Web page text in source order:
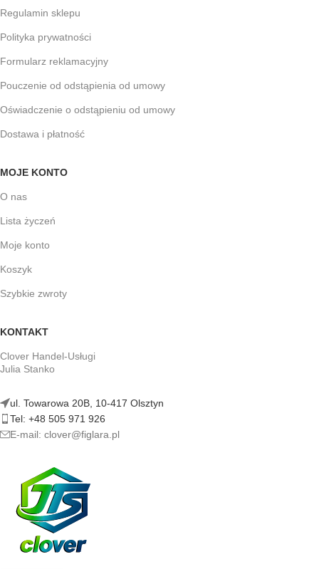
Regulamin sklepu
Polityka prywatności
Formularz reklamacyjny
Pouczenie od odstąpienia od umowy
Oświadczenie o odstąpieniu od umowy
Dostawa i płatność
MOJE KONTO
O nas
Lista życzeń
Moje konto
Koszyk
Szybkie zwroty
KONTAKT
Clover Handel-Usługi
Julia Stanko
ul. Towarowa 20B, 10-417 Olsztyn
Tel: +48 505 971 926
E-mail: clover@figlara.pl